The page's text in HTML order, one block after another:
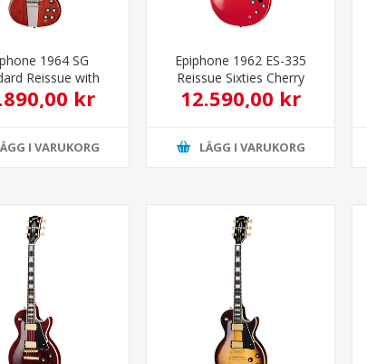
1964 SG
Reissue with
Vibrola Cherry
Red
kr
I VARUKORG
Epiphone 1962 ES-335
Reissue Sixties Cherry
12.590,00 kr
LÄGG I VARUKORG